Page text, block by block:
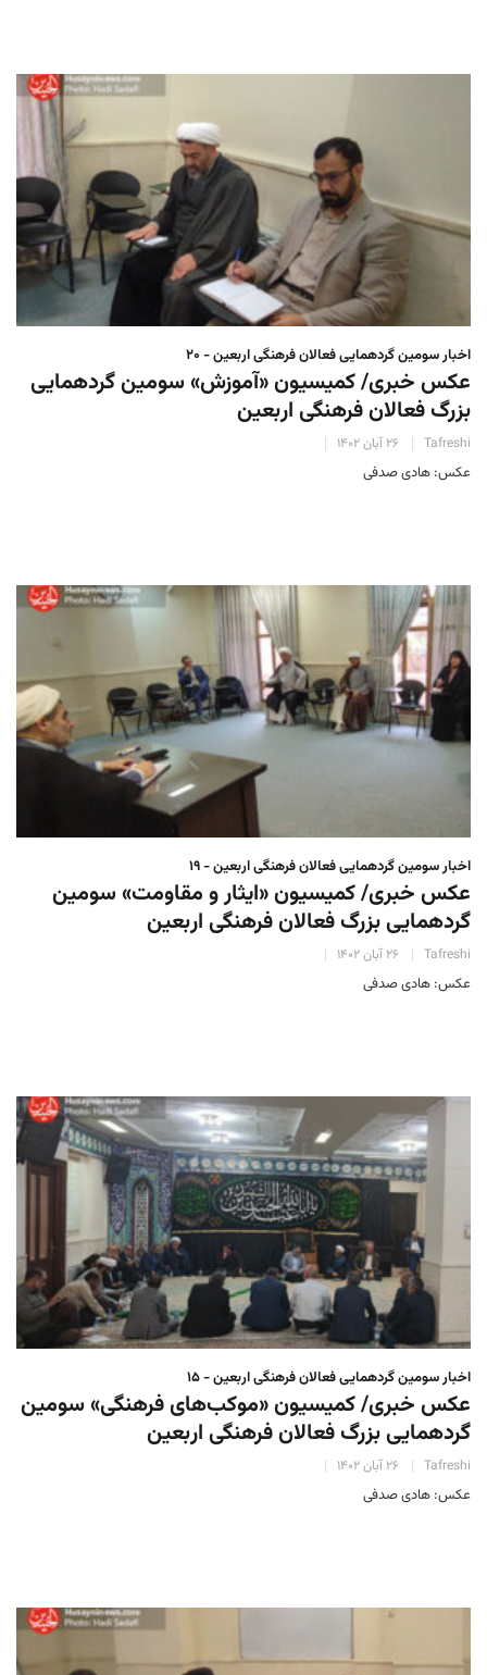
اخبار سومین گردهمایی فعالان فرهنگی اربعین - ۲۰
عکس خبری/ کمیسیون «آموزش» سومین گردهمایی
بزرگ فعالان فرهنگی اربعین
Tafreshi ۲۶ آبان ۱۴۰۲
عکس: هادی صدفی
اخبار سومین گردهمایی فعالان فرهنگی اربعین - ۱۹
عکس خبری/ کمیسیون «ایثار و مقاومت» سومین
گردهمایی بزرگ فعالان فرهنگی اربعین
Tafreshi ۲۶ آبان ۱۴۰۲
عکس: هادی صدفی
اخبار سومین گردهمایی فعالان فرهنگی اربعین - ۱۵
عکس خبری/ کمیسیون «موکب‌های فرهنگی» سومین
گردهمایی بزرگ فعالان فرهنگی اربعین
Tafreshi ۲۶ آبان ۱۴۰۲
عکس: هادی صدفی